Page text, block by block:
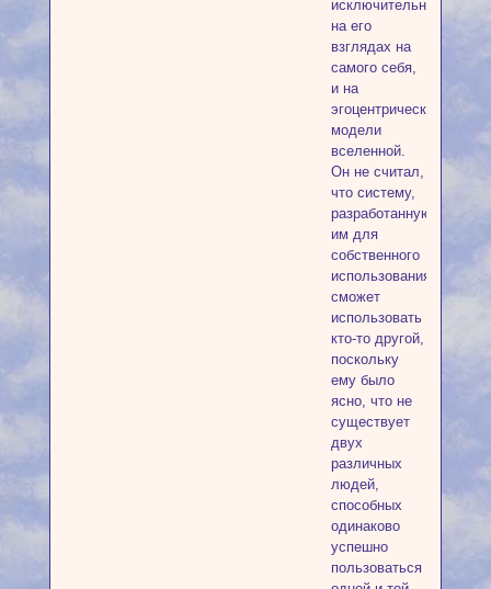
исключительно
на его
взглядах на
самого себя,
и на
эгоцентрической
модели
вселенной.
Он не считал,
что систему,
разработанную
им для
собственного
использования,
сможет
использовать
кто-то другой,
поскольку
ему было
ясно, что не
существует
двух
различных
людей,
способных
одинаково
успешно
пользоваться